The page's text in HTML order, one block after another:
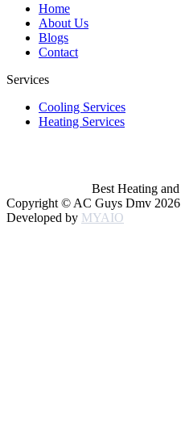
Home
About Us
Blogs
Contact
Services
Cooling Services
Heating Services
Best Heating
Copyright © AC Guys Dmv
Developed by MYAIO